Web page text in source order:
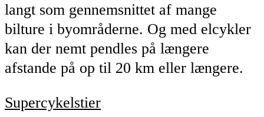
langt som gennemsnittet af mange
bilture i byområderne. Og med elcykler
kan der nemt pendles på længere
afstande på op til 20 km eller længere.
Supercykelstier